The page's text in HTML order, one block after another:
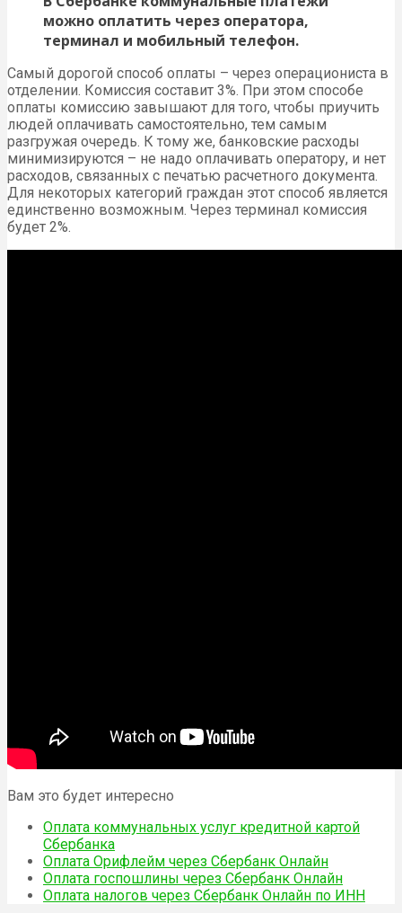
можно оплатить через оператора,
терминал и мобильный телефон.
Самый дорогой способ оплаты – через операциониста в
отделении. Комиссия составит 3%. При этом способе
оплаты комиссию завышают для того, чтобы приучить
людей оплачивать самостоятельно, тем самым
разгружая очередь. К тому же, банковские расходы
минимизируются – не надо оплачивать оператору, и нет
расходов, связанных с печатью расчетного документа.
Для некоторых категорий граждан этот способ является
единственно возможным. Через терминал комиссия
будет 2%.
Вам это будет интересно
Оплата коммунальных услуг кредитной картой
Сбербанка
Оплата Орифлейм через Сбербанк Онлайн
Оплата госпошлины через Сбербанк Онлайн
Оплата налогов через Сбербанк Онлайн по ИНН